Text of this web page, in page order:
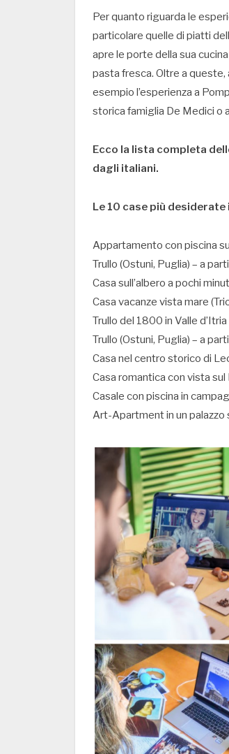
Per quanto riguarda le
particolare quelle di piatti
apre le porte della sua
pasta fresca. Oltre a queste,
esempio l’esperienza a
storica famiglia De Medici o
Ecco la lista completa
dagli italiani.
Le 10 case più desiderate
Appartamento con piscina
Trullo (Ostuni, Puglia) – a
Casa sull’albero a pochi
Casa vacanze vista mare
Trullo del 1800 in Valle
Trullo (Ostuni, Puglia) – a
Casa nel centro storico di
Casa romantica con vista
Casale con piscina in
Art-Apartment in un palazzo